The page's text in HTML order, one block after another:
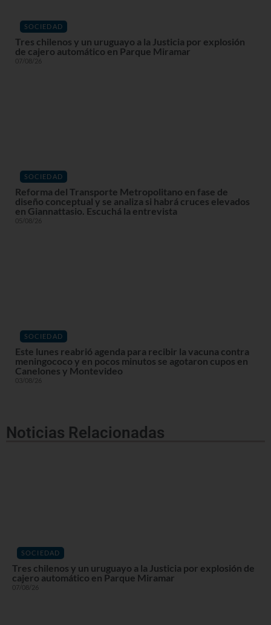
SOCIEDAD
Tres chilenos y un uruguayo a la Justicia por explosión
de cajero automático en Parque Miramar
07/08/26
SOCIEDAD
Reforma del Transporte Metropolitano en fase de
diseño conceptual y se analiza si habrá cruces elevados
en Giannattasio. Escuchá la entrevista
05/08/26
SOCIEDAD
Este lunes reabrió agenda para recibir la vacuna contra
meningococo y en pocos minutos se agotaron cupos en
Canelones y Montevideo
03/08/26
Noticias Relacionadas
SOCIEDAD
Tres chilenos y un uruguayo a la Justicia por explosión de
cajero automático en Parque Miramar
07/08/26